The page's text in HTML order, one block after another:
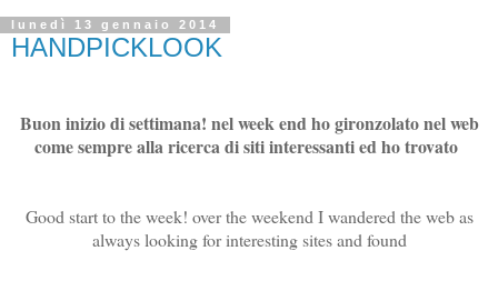
lunedì 13 gennaio 2014
HANDPICKLOOK
Buon inizio di settimana! nel week end ho gironzolato nel web
come sempre alla ricerca di siti interessanti ed ho trovato
Good start to the week! over the weekend I wandered the web as
always looking for interesting sites and found